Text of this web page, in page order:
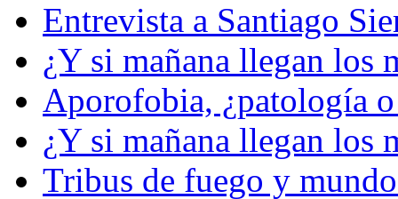
Entrevista a Santiago
¿Y si mañana llegan los
Aporofobia, ¿patología
¿Y si mañana llegan los
Tribus de fuego y